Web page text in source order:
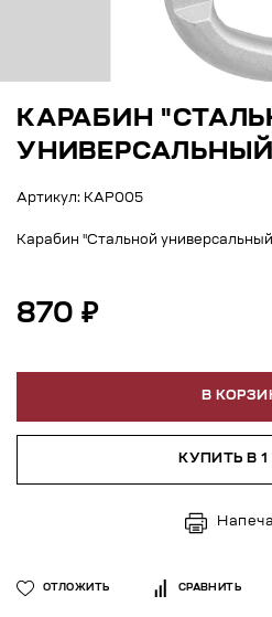
КАРАБИН
Артикул: КАР005
Карабин "Стальной
870 ₽
В
КУПИТЬ В
ОТЛОЖИТЬ СРАВНИТЬ